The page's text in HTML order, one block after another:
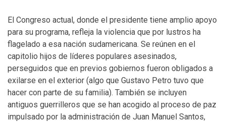
El Congreso actual, donde el presidente tiene amplio apoyo
para su programa, refleja la violencia que por lustros ha
flagelado a esa nación sudamericana. Se reúnen en el
capitolio hijos de líderes populares asesinados,
perseguidos que en previos gobiernos fueron obligados a
exilarse en el exterior (algo que Gustavo Petro tuvo que
hacer con parte de su familia). También se incluyen
antiguos guerrilleros que se han acogido al proceso de paz
impulsado por la administración de Juan Manuel Santos,